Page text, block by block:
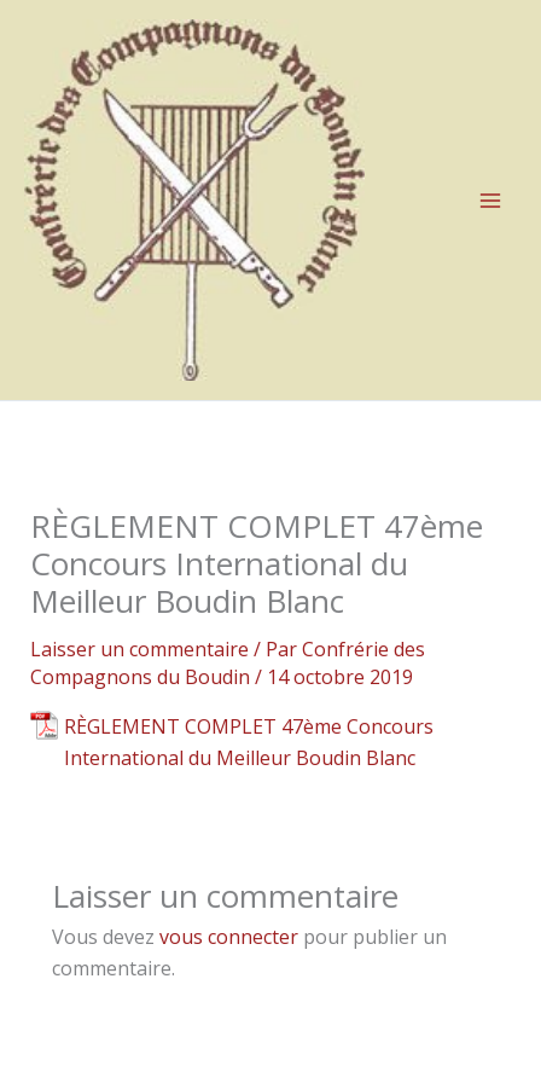
contenu
RÈGLEMENT COMPLET 47ème
Concours International du
Meilleur Boudin Blanc
Laisser un commentaire / ParConfrérie des
Compagnons du Boudin / 14 octobre 2019
RÈGLEMENT COMPLET 47ème Concours
International du Meilleur Boudin Blanc
Laisser un commentaire
Vous devez vous connecterpour publier un
commentaire.